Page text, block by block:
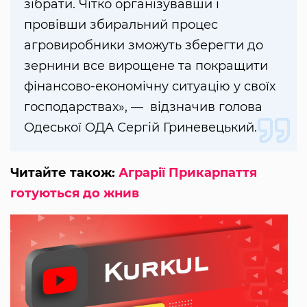
зібрати. Чітко організувавши і
провівши збиральний процес
агровиробники зможуть зберегти до
зернини все вирощене та покращити
фінансово-економічну ситуацію у своїх
господарствах», — відзначив голова
Одеської ОДА Сергій Гриневецький.
Читайте також: Аграрії Прикарпаття
готуються до жнив